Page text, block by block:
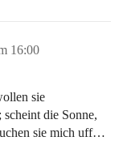
16:00
sie
die Sonne,
sie mich uff…